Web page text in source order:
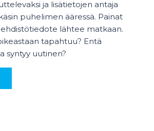
ja lisätietojen antaja
puhelimen ääressä. Painat
lähtee matkaan.
tapahtuu? Entä
syntyy uutinen?